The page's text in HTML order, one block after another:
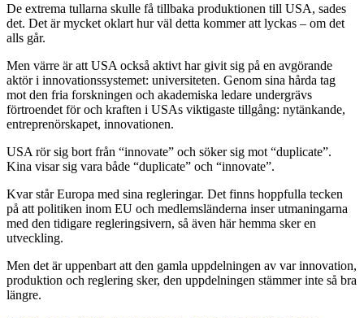
De extrema tullarna skulle få tillbaka produktionen till USA, sades
det. Det är mycket oklart hur väl detta kommer att lyckas – om det
alls går.
Men värre är att USA också aktivt har givit sig på en avgörande
aktör i innovationssystemet: universiteten. Genom sina hårda tag
mot den fria forskningen och akademiska ledare undergrävs
förtroendet för och kraften i USAs viktigaste tillgång: nytänkande,
entreprenörskapet, innovationen.
USA rör sig bort från “innovate” och söker sig mot “duplicate”.
Kina visar sig vara både “duplicate” och “innovate”.
Kvar står Europa med sina regleringar. Det finns hoppfulla tecken
på att politiken inom EU och medlemsländerna inser utmaningarna
med den tidigare regleringsivern, så även här hemma sker en
utveckling.
Men det är uppenbart att den gamla uppdelningen av var innovation,
produktion och reglering sker, den uppdelningen stämmer inte så bra
längre.